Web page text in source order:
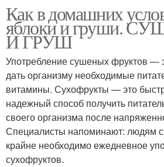
Как в домашних
яблоки и груши.
И ГРУШ
Употребление сушеных фруктов —
дать организму необходимые
витамины. Сухофрукты — это
надежный способ получить
своего организма после
Специалисты напоминают: людям
крайне необходимо ежедневное
сухофруктов.